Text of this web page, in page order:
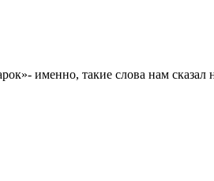
именно, такие слова нам сказал